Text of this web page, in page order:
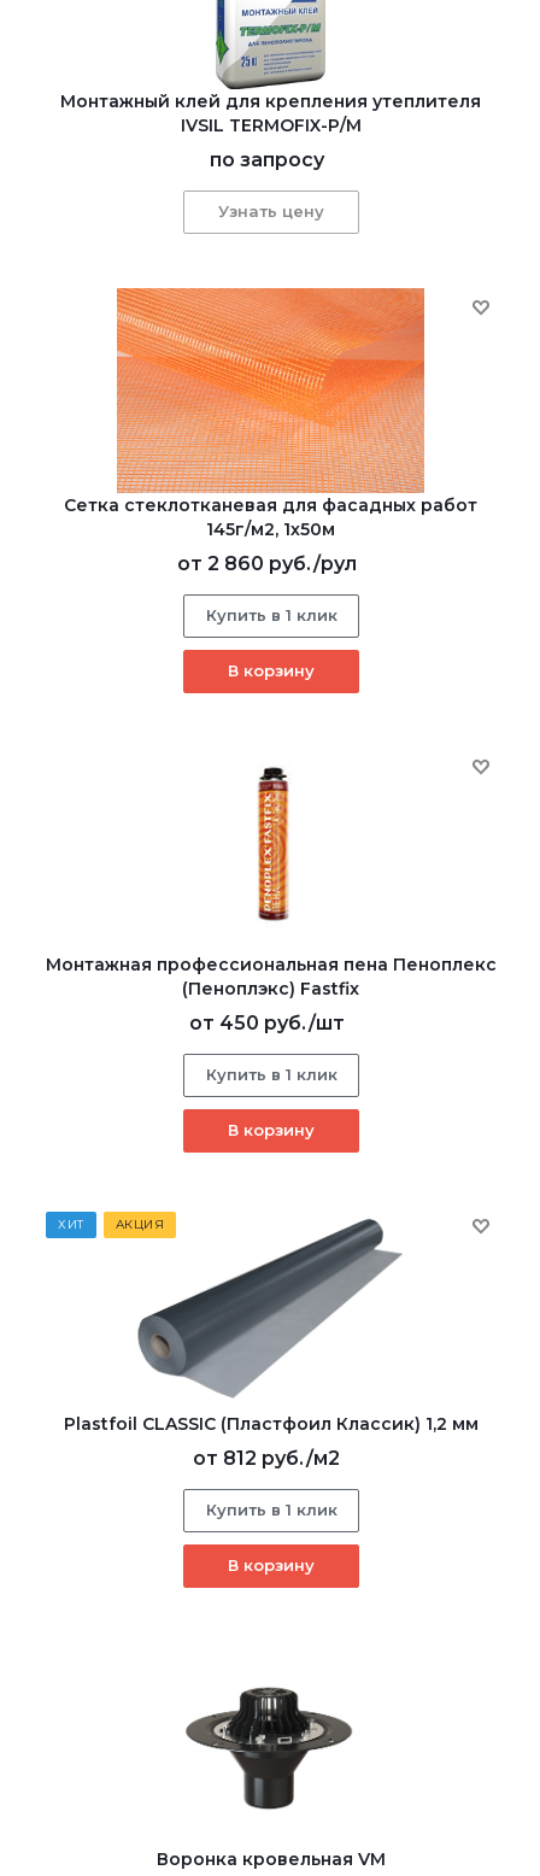
Монтажный клей для крепления утеплителя
IVSIL TERMOFIX-Р/М
по запросу
Узнать цену
Сетка стеклотканевая для фасадных работ
145г/м2, 1х50м
от 2 860 руб./рул
Купить в 1 клик
В корзину
Монтажная профессиональная пена Пеноплекс
(Пеноплэкс) Fastfix
от 450 руб./шт
Купить в 1 клик
В корзину
ХИТ АКЦИЯ
Plastfoil CLASSIC (Пластфоил Классик) 1,2 мм
от 812 руб./м2
Купить в 1 клик
В корзину
Воронка кровельная VM